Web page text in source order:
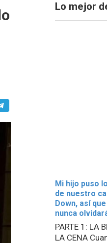
Lo mejor
Mi hijo puso
de nuestro
Down, así
nunca
PARTE 1: LA
LA CENA